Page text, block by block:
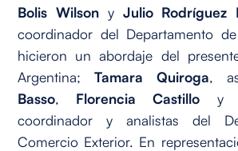
Bolis Wilson y Julio Rodríguez
coordinador del Departamento
hicieron un abordaje del
Argentina;Tamara Quiroga,
Basso, Florencia Castillo y
coordinador y analistas del
Comercio Exterior. En